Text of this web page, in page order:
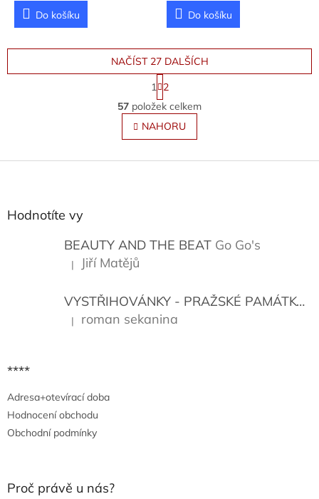
Do košíku Do košíku
O
v
l
á
k
p
i
NAČÍST 27 DALŠÍCH
S
t
r
á
n
k
v
1
2
57 položek celkem
NAHORU
Z
Hodnotíte vy
BEAUTY AND THE BEAT Go Go's
Hodnocení produktu je 5 z 5 hvězdiček.
| Jiří Matějů
VYSTŘIHOVÁNKY - PRAŽSKÉ PAMÁTKY
Hodnocení produktu je 5 z 5 hvězdiček.
| roman sekanina
****
Adresa+otevírací doba
Hodnocení obchodu
Obchodní podmínky
Proč právě u nás?